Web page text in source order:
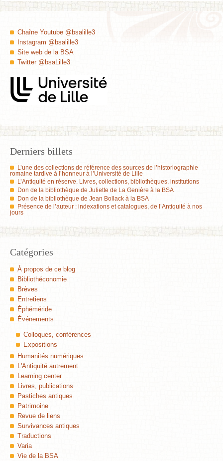
Chaîne Youtube @bsalille3
Instagram @bsalille3
Site web de la BSA
Twitter @bsaLille3
Derniers billets
L’une des collections de référence des sources de l’historiographie
romaine tardive à l’honneur à l’Université de Lille
L’Antiquité en réserve. Livres, collections, bibliothèques, institutions
Don de la bibliothèque de Juliette de La Genière à la BSA
Don de la bibliothèque de Jean Bollack à la BSA
Présence de l’auteur : indexations et catalogues, de l’Antiquité à nos
jours
Catégories
À propos de ce blog
Bibliothéconomie
Brèves
Entretiens
Éphéméride
Événements
Colloques, conférences
Expositions
Humanités numériques
L'Antiquité autrement
Learning center
Livres, publications
Pastiches antiques
Patrimoine
Revue de liens
Survivances antiques
Traductions
Varia
Vie de la BSA